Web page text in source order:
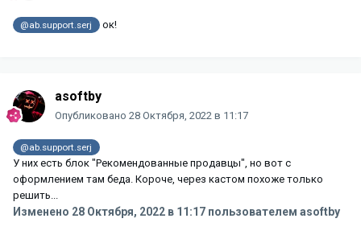
@ab.support.serj ок!
asoftby
Опубликовано 28 Октября, 2022 в 11:17
@ab.support.serj
У них есть блок "Рекомендованные продавцы", но вот с
оформлением там беда. Короче, через кастом похоже только
решить...
Изменено 28 Октября, 2022 в 11:17 пользователем asoftby